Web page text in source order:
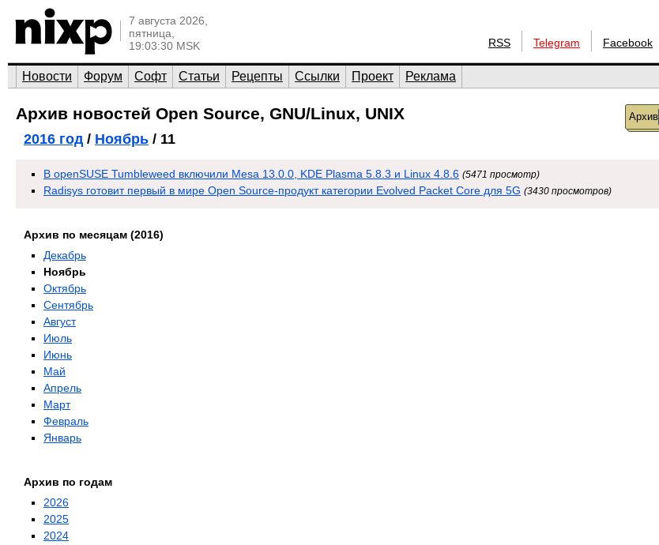
7 августа 2026,
пятница,
19:03:30 MSK
RSS Telegram Facebook
Новости Форум Софт Статьи Рецепты Ссылки Проект Реклама
Архив
Архив новостей Open Source, GNU/Linux, UNIX
2016 год/ Ноябрь / 11
В openSUSE Tumbleweed включили Mesa 13.0.0, KDE Plasma 5.8.3 и Linux 4.8.6 (5471 просмотр)
Radisys готовит первый в мире Open Source-продукт категории Evolved Packet Core для 5G (3430 просмотров)
Архив по месяцам (2016)
Декабрь
Ноябрь
Октябрь
Сентябрь
Август
Июль
Июнь
Май
Апрель
Март
Февраль
Январь
Архив по годам
2026
2025
2024